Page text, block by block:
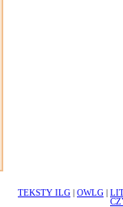
TEKSTY ILG OWLG